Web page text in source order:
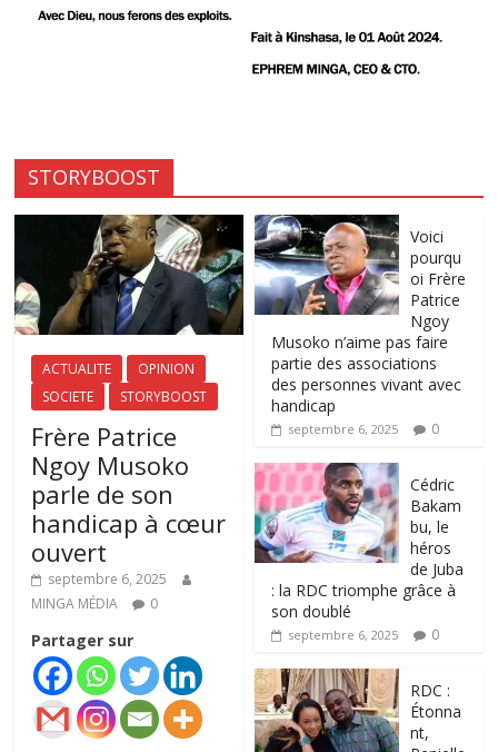
STORYBOOST
ACTUALITE
OPINION
SOCIETE
STORYBOOST
Frère Patrice
Ngoy Musoko
parle de son
handicap à cœur
ouvert
septembre 6, 2025
MINGA MÉDIA
0
Partager sur
Voici
pourqu
oi Frère
Patrice
Ngoy
Musoko n’aime pas faire
partie des associations
des personnes vivant avec
handicap
septembre 6, 2025 0
‎Cédric
Bakam
bu, le
héros
de Juba
: la RDC triomphe grâce à
son doublé
septembre 6, 2025 0
RDC :
Étonna
nt,